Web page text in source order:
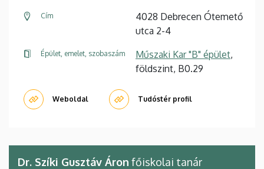
Cím
4028 Debrecen Ótemető
utca 2-4
Épület, emelet, szobaszám Műszaki Kar "B" épület,
földszint, B0.29
Weboldal Tudóstér profil
Dr. Szíki Gusztáv Áron főiskolai tanár